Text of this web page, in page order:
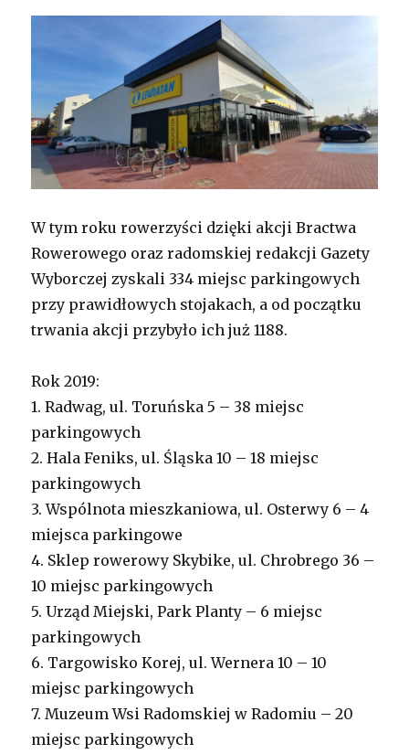
W tym roku rowerzyści dzięki akcji Bractwa
Rowerowego oraz radomskiej redakcji Gazety
Wyborczej zyskali 334 miejsc parkingowych
przy prawidłowych stojakach, a od początku
trwania akcji przybyło ich już 1188.
Rok 2019:
1. Radwag, ul. Toruńska 5 – 38 miejsc
parkingowych
2. Hala Feniks, ul. Śląska 10 – 18 miejsc
parkingowych
3. Wspólnota mieszkaniowa, ul. Osterwy 6 – 4
miejsca parkingowe
4. Sklep rowerowy Skybike, ul. Chrobrego 36 –
10 miejsc parkingowych
5. Urząd Miejski, Park Planty – 6 miejsc
parkingowych
6. Targowisko Korej, ul. Wernera 10 – 10
miejsc parkingowych
7. Muzeum Wsi Radomskiej w Radomiu – 20
miejsc parkingowych